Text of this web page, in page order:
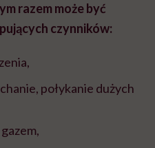
razem może być
czynników:
połykanie dużych